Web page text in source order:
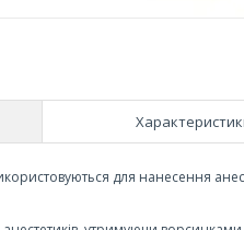
для нанесення